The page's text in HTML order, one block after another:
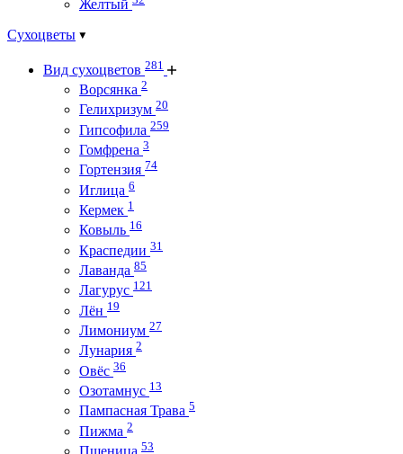
Желтый
Сухоцветы
Вид сухоцветов 281
Ворсянка 2
Гелихризум 20
Гипсофила 259
Гомфрена 3
Гортензия 74
Иглица 6
Кермек 1
Ковыль 16
Краспедии 31
Лаванда 85
Лагурус 121
Лён 19
Лимониум 27
Лунария 2
Овёс 36
Озотамнус 13
Пампасная Трава 5
Пижма 2
Пшеница 53